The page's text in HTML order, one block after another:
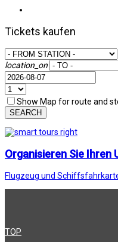
Tickets kaufen
location_on
Show Map for route and
SEARCH
Organisieren Sie Ihren
Flugzeug und
TOP